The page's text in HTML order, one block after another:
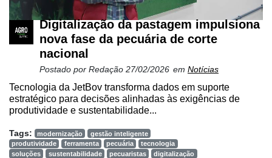
Digitalização da pastagem impulsiona
nova fase da pecuária de corte
nacional
Postado por Redação 27/02/2026 em Notícias
Tecnologia da JetBov transforma dados em suporte
estratégico para decisões alinhadas às exigências de
produtividade e sustentabilidade...
Tags: modernização
gestão inteligente
produtividade
ferramenta pecuária
tecnologia
soluções
sustentabilidade pecuaristas digitalização